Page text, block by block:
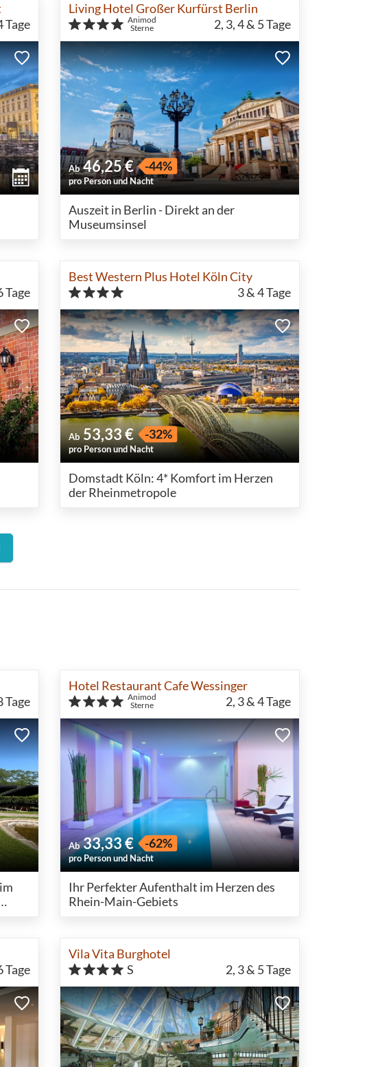
Tage
Living Hotel Großer Kurfürst Berlin
Animod
Sterne
2, 3, 4 & 5Tage
Ab 46,25 € -44%
pro Person und Nacht
Auszeit in Berlin - Direkt an der
Museumsinsel
Tage
Best Western Plus Hotel Köln City
3 & 4Tage
Ab 53,33 € -32%
pro Person und Nacht
Domstadt Köln: 4* Komfort im Herzen
der Rheinmetropole
Tage
Hotel Restaurant Cafe Wessinger
Animod
Sterne
2, 3 & 4Tage
Ab 33,33 € -62%
pro Person und Nacht
Ihr Perfekter Aufenthalt im Herzen des
Rhein-Main-Gebiets
Tage
Vila Vita Burghotel
S
2, 3 & 5Tage